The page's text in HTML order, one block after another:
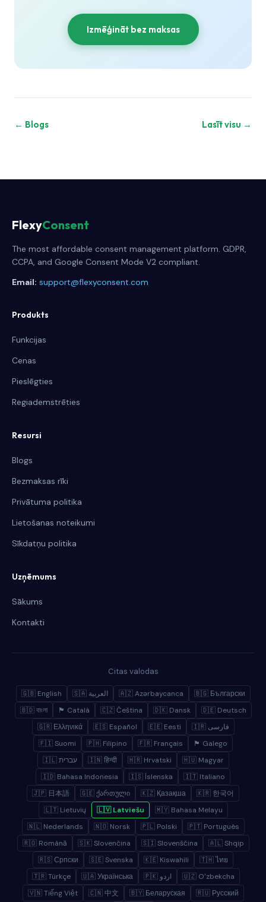
Izmēģināt bez maksas
← Blogs Lasīt visu →
FlexyConsent
The most affordable consent management platform. GDPR,
CCPA, and Google Consent Mode V2 compliant.
Email: support@flexyconsent.com
Produkts
Funkcijas
Cenas
Pieslēgties
Regiademstrēties
Resursi
Blogs
Bezmaksas rīki
Privātuma politika
Lietošanas noteikumi
Sīkdatņu politika
Uzņēmums
Sākums
Kontakti
Citas valodas
🇬🇧 English 🇸🇦 العربية 🇦🇿 Azərbaycanca
🇧🇬 Български
🇧🇩 বাংলা
🏴 Català 🇨🇿 Čeština 🇩🇰 Dansk
🇩🇪 Deutsch
🇬🇷 Ελληνικά
🇪🇸 Español 🇪🇪 Eesti
🇮🇷 فارسی
🇫🇮 Suomi
🇵🇭 Filipino 🇫🇷 Français
🏴 Galego
🇮🇱 עברית
🇮🇳 हिन्दी 🇭🇷 Hrvatski
🇭🇺 Magyar
🇮🇩 Bahasa Indonesia
🇮🇸 Íslenska
🇮🇹 Italiano
🇯🇵 日本語
🇬🇪 ქართული 🇰🇿 Қазақша
🇰🇷 한국어
🇱🇹 Lietuvių
🇱🇻 Latviešu
🇲🇾 Bahasa Melayu
🇳🇱 Nederlands
🇳🇴 Norsk 🇵🇱 Polski
🇵🇹 Português
🇷🇴 Română
🇸🇰 Slovenčina 🇸🇮 Slovenščina
🇦🇱 Shqip
🇷🇸 Српски
🇸🇪 Svenska 🇰🇪 Kiswahili
🇹🇭 ไทย
🇹🇷 Türkçe
🇺🇦 Українська 🇵🇰 اردو
🇺🇿 Oʻzbekcha
🇻🇳 Tiếng Việt
🇨🇳 中文 🇧🇾 Беларуская 🇷🇺 Русский